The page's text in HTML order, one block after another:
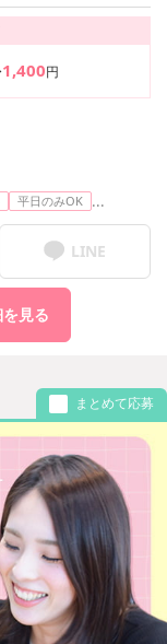
1,400円
平日のみOK ...
LINE
見る
まとめて応募